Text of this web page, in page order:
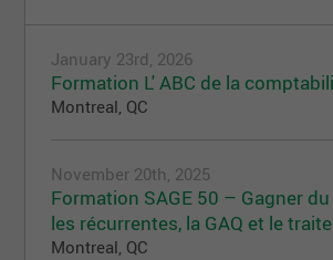
January 23rd, 2026
Formation L' ABC de la
Montreal, QC
November 20th, 2025
Formation SAGE 50 – Gagner
les récurrentes, la GAQ et le
Montreal, QC